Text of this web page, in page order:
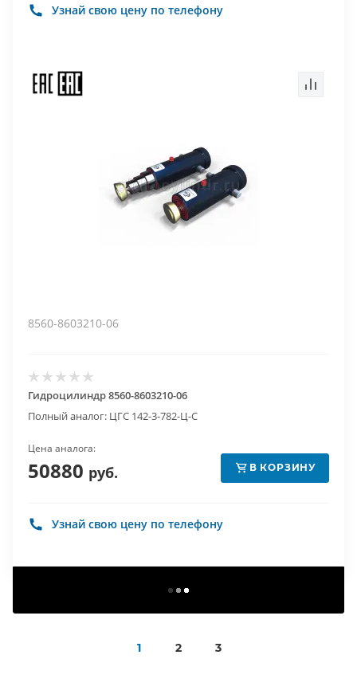
Узнай свою цену по телефону
8560-8603210-06
Гидроцилиндр 8560-8603210-06
Полный аналог: ЦГС 142-3-782-Ц-С
Цена аналога:
50880 руб. В КОРЗИНУ
Узнай свою цену по телефону
1 2 3